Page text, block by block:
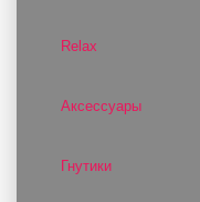
Relax
Аксессуары
Гнутики